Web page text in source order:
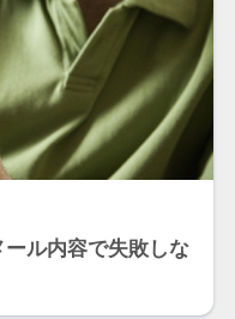
ル内容で失敗しな